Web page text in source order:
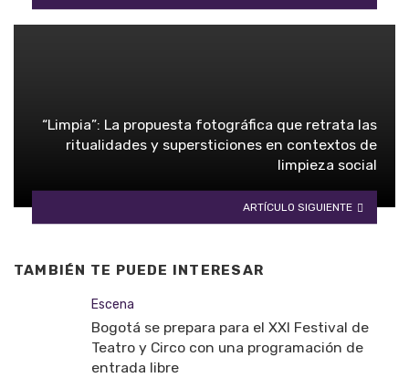
“Limpia”: La propuesta fotográfica que retrata las
ritualidades y supersticiones en contextos de
limpieza social
ARTÍCULO SIGUIENTE
TAMBIÉN TE PUEDE INTERESAR
Escena
Bogotá se prepara para el XXI Festival de
Teatro y Circo con una programación de
entrada libre